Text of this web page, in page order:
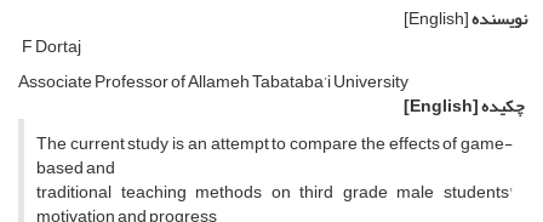
نویسنده[English]
F Dortaj
Associate Professor of Allameh Tabataba’i University
چکیده[English]
The current study is an attempt to compare the effects of game-
based and
traditional teaching methods on third grade male students'